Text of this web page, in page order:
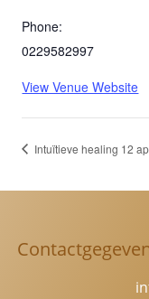
Phone:
0229582997
View Venue Website
Intuïtieve healing 12